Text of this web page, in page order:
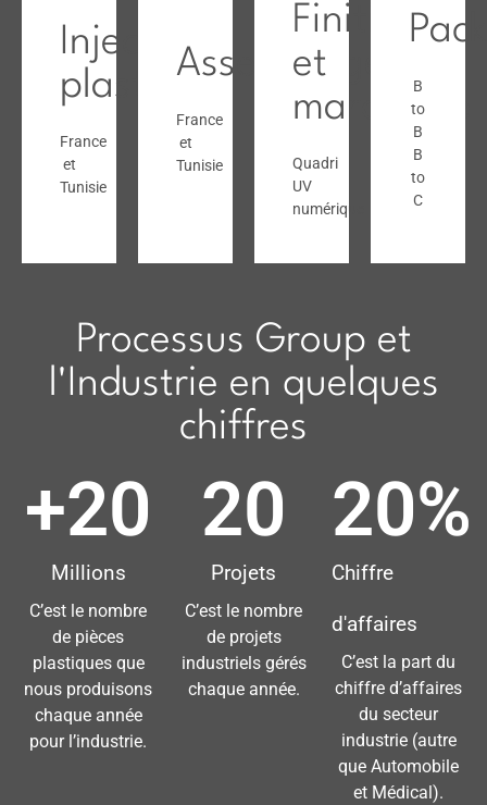
Injection
plastique
France
et
Tunisie
Assemblage
France
et
Tunisie
Finition
et
marquage
Quadri
UV
numérique
B
to
B
B
to
C
Processus Group et
l'Industrie en quelques
chiffres
Millions
+20
C’est le nombre
de pièces
plastiques que
nous produisons
chaque année
pour l’industrie.
Projets
20
C’est le nombre
de projets
industriels gérés
chaque année.
Chiffre
d'affaires
20%
C’est la part du
chiffre d’affaires
du secteur
industrie (autre
que Automobile
et Médical).